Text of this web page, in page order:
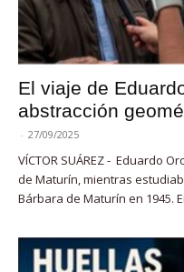
El viaje de
abstracción
- 27/09/2025
VÍCTOR SUÁREZ - Eduardo
de Maturín, mientras
Bárbara de Maturín en 1945.